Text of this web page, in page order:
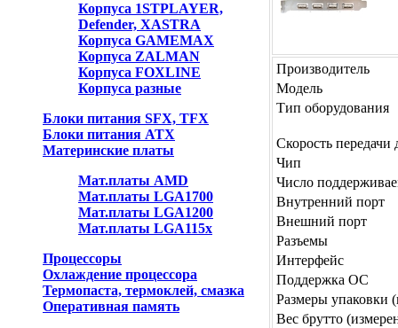
Корпуса 1STPLAYER,
Defender, XASTRA
Корпуса GAMEMAX
Корпуса ZALMAN
Корпуса FOXLINE
Корпуса разные
Блоки питания SFX, TFX
Блоки питания ATX
Материнские платы
Мат.платы AMD
Мат.платы LGA1700
Мат.платы LGA1200
Мат.платы LGA115x
Процессоры
Охлаждение процессора
Термопаста, термоклей, смазка
Оперативная память
Производитель
Модель
Тип оборудования
Скорость передачи
Чип
Число
Внутренний порт
Внешний порт
Разъемы
Интерфейс
Поддержка ОС
Размеры
Вес брутто